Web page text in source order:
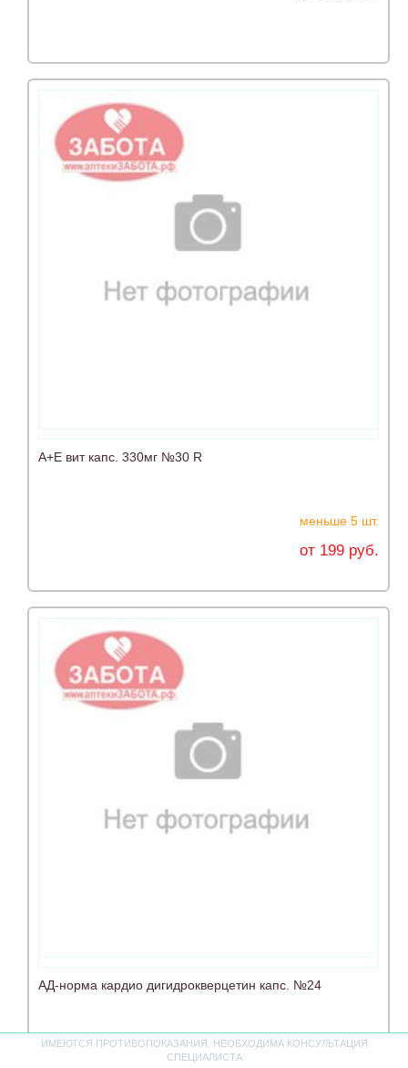
А+Е вит капс. 330мг №30 R
меньше 5 шт.
от 199 руб.
АД-норма кардио дигидрокверцетин капс. №24
нет в наличии
ИМЕЮТСЯ ПРОТИВОПОКАЗАНИЯ. НЕОБХОДИМА КОНСУЛЬТАЦИЯ
СПЕЦИАЛИСТА